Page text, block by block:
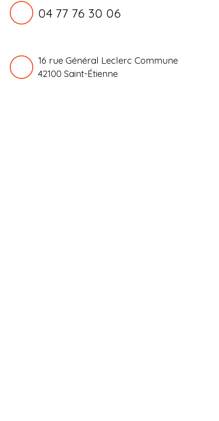
04 77 76 30 06
16 rue Général Leclerc Commune
42100 Saint-Étienne